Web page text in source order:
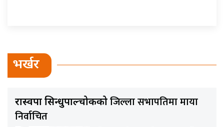
भर्खर
रास्वपा सिन्धुपाल्चोककोजिल्ला सभापतिमा माया
निर्वाचित